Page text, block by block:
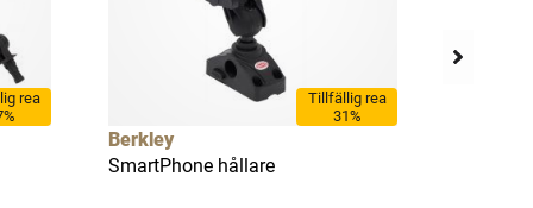
rea
Tillfällig rea
31%
Berkley
SmartPhone hållare